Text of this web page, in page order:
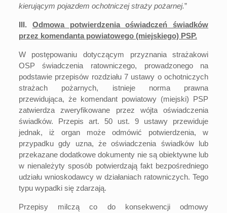
kierującym pojazdem ochotniczej straży pożarnej.”
III. Odmowa potwierdzenia oświadczeń świadków
przez komendanta powiatowego (miejskiego) PSP.
W postępowaniu dotyczącym przyznania strażakowi
OSP świadczenia ratowniczego, prowadzonego na
podstawie przepisów rozdziału 7 ustawy o ochotniczych
strażach pożarnych, istnieje norma prawna
przewidująca, że komendant powiatowy (miejski) PSP
zatwierdza zweryfikowane przez wójta oświadczenia
świadków. Przepis art. 50 ust. 9 ustawy przewiduje
jednak, iż organ może odmówić potwierdzenia, w
przypadku gdy uzna, że oświadczenia świadków lub
przekazane dodatkowe dokumenty nie są obiektywne lub
w nienależyty sposób potwierdzają fakt bezpośredniego
udziału wnioskodawcy w działaniach ratowniczych. Tego
typu wypadki się zdarzają.
Przepisy milczą co do konsekwencji odmowy